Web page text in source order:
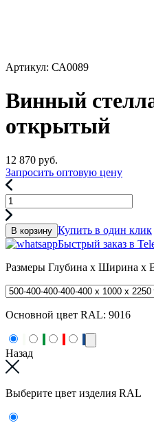
Артикул: СА0089
Винный
открытый
12 870 руб.
Запросить оптовую цену
В корзину Купить в один клик
Быстрый заказ в
Размеры Глубина x Ширина x
Основной цвет RAL: 9016
Назад
Выберите цвет изделия RAL